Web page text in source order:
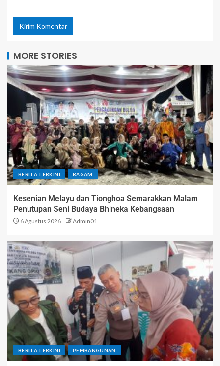
MORE STORIES
BERITA TERKINI RAGAM
Kesenian Melayu dan Tionghoa Semarakkan Malam
Penutupan Seni Budaya Bhineka Kebangsaan
6 Agustus 2026 Admin01
BERITA TERKINI PEMBANGUNAN